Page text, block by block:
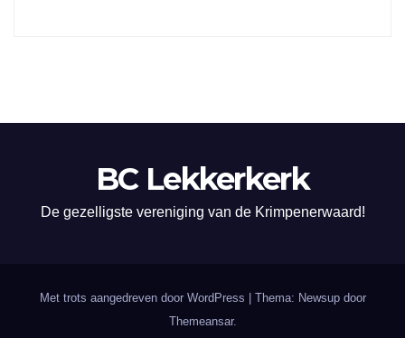
BC Lekkerkerk
De gezelligste vereniging van de Krimpenerwaard!
Met trots aangedreven door WordPress
Thema: Newsup door
Themeansar.